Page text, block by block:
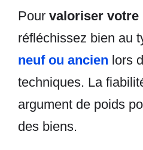
Pour valoriser votre
réfléchissez bien au
neuf ou ancien lors
techniques. La
argument de poids
des biens.